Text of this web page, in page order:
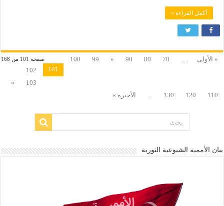
أكمل القراءة »
صفحة 101 من 168 « الأولى ...
70
80
90
«
99
100
101
102
103
»
110
120
130
... الأخيرة »
بيان الأممية الشيوعية الثورية